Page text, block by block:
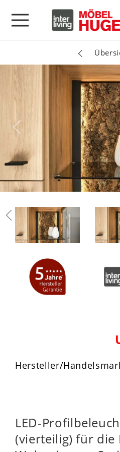
Hersteller/
LED-
(vierteilig) für die